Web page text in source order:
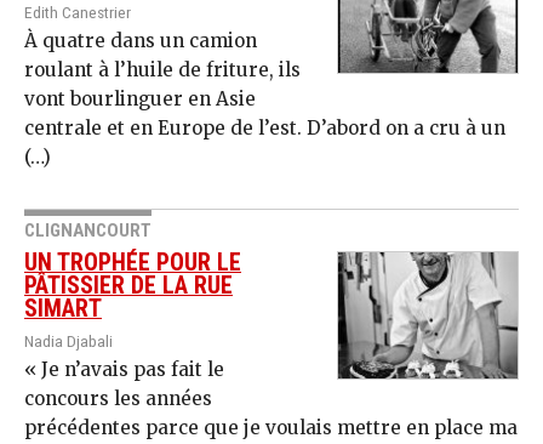
Edith Canestrier
À quatre dans un camion
roulant à l’huile de friture, ils
vont bourlinguer en Asie
centrale et en Europe de l’est. D’abord on a cru à un
(…)
CLIGNANCOURT
UN TROPHÉE POUR LE
PÂTISSIER DE LA RUE
SIMART
Nadia Djabali
« Je n’avais pas fait le
concours les années
précédentes parce que je voulais mettre en place ma